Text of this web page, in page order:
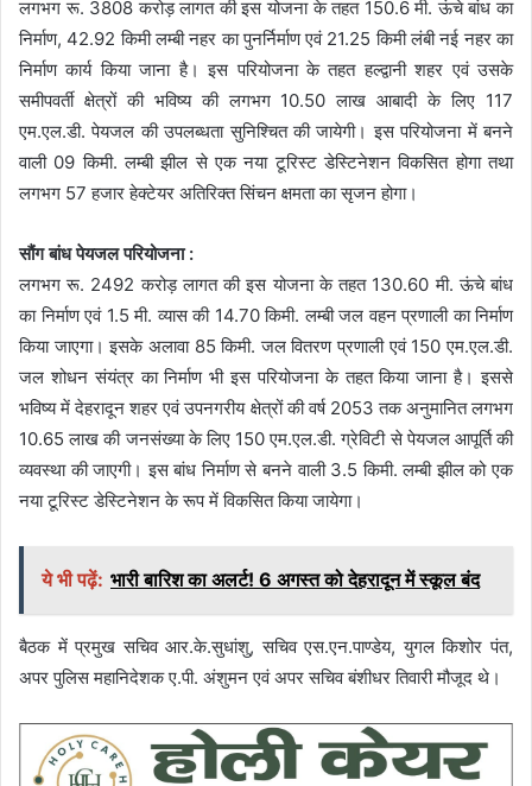
लगभग रू. 3808 करोड़ लागत की इस योजना के तहत 150.6 मी. ऊंचे बांध का
निर्माण, 42.92 किमी लम्बी नहर का पुनर्निर्माण एवं 21.25 किमी लंबी नई नहर का
निर्माण कार्य किया जाना है। इस परियोजना के तहत हल्द्वानी शहर एवं उसके
समीपवर्ती क्षेत्रों की भविष्य की लगभग 10.50 लाख आबादी के लिए 117
एम.एल.डी. पेयजल की उपलब्धता सुनिश्चित की जायेगी। इस परियोजना में बनने
वाली 09 किमी. लम्बी झील से एक नया टूरिस्ट डेस्टिनेशन विकसित होगा तथा
लगभग 57 हजार हेक्टेयर अतिरिक्त सिंचन क्षमता का सृजन होगा।
सौंग बांध पेयजल परियोजना :
लगभग रू. 2492 करोड़ लागत की इस योजना के तहत 130.60 मी. ऊंचे बांध
का निर्माण एवं 1.5 मी. व्यास की 14.70 किमी. लम्बी जल वहन प्रणाली का निर्माण
किया जाएगा। इसके अलावा 85 किमी. जल वितरण प्रणाली एवं 150 एम.एल.डी.
जल शोधन संयंत्र का निर्माण भी इस परियोजना के तहत किया जाना है। इससे
भविष्य में देहरादून शहर एवं उपनगरीय क्षेत्रों की वर्ष 2053 तक अनुमानित लगभग
10.65 लाख की जनसंख्या के लिए 150 एम.एल.डी. ग्रेविटी से पेयजल आपूर्ति की
व्यवस्था की जाएगी। इस बांध निर्माण से बनने वाली 3.5 किमी. लम्बी झील को एक
नया टूरिस्ट डेस्टिनेशन के रूप में विकसित किया जायेगा।
ये भी पढ़ें: भारी बारिश का अलर्ट! 6 अगस्त को देहरादून में स्कूल बंद
बैठक में प्रमुख सचिव आर.के.सुधांशु, सचिव एस.एन.पाण्डेय, युगल किशोर पंत,
अपर पुलिस महानिदेशक ए.पी. अंशुमन एवं अपर सचिव बंशीधर तिवारी मौजूद थे।